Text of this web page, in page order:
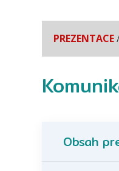
PREZENTACE
Obsah